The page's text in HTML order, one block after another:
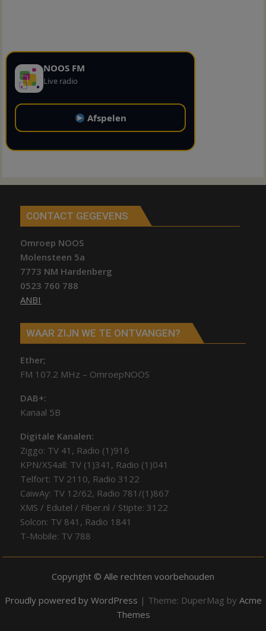
NOOS FM
Live radio
Afspelen
CONTACT GEGEVENS
Omroep NOOS
Molensteen 5a
7773 NM Hardenberg
0523 760 788
ANBI
WAAR ZIJN WE TE ONTVANGEN?
Ether;
FM 107.2 MHz – OmroepNOOS
DAB+:
Kanaal 5B
Digitale Kanalen:
Ziggo: TV 41, Radio (1)916
KPN/XS4all: TV (1)341, Radio (1)041
Telfort: TV 2110, Radio 3122
CaiwAy: TV 12/62, Radio 781/(1)867
XMS / Edutel / Fiber.nl / Stipte: 3122
Solcon: TV 841, Radio 1841
T-Mobile: TV 788
Copyright © Alle rechten voorbehouden
Proudly powered by WordPress | Theme: DuperMag by Acme
Themes